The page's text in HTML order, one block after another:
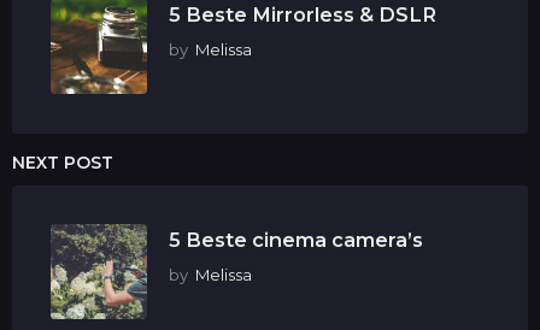
5 Beste Mirrorless & DSLR
by Melissa
NEXT POST
5 Beste cinema camera’s
by Melissa